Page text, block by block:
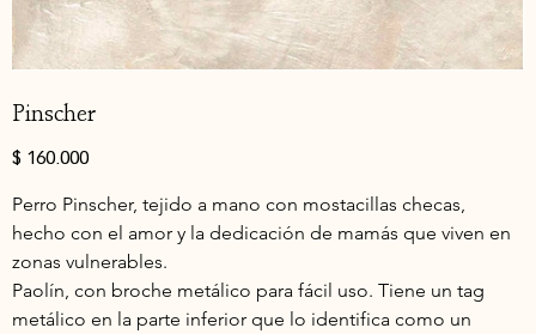
Pinscher
Precio
$ 160.000
Perro Pinscher, tejido a mano con mostacillas checas,
hecho con el amor y la dedicación de mamás que viven en
zonas vulnerables.
Paolín, con broche metálico para fácil uso. Tiene un tag
metálico en la parte inferior que lo identifica como un